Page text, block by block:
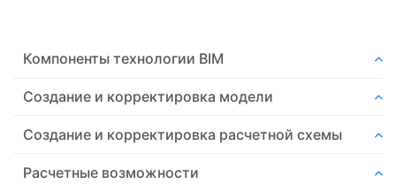
Компоненты технологии ВIM
Создание и корректировка модели
Создание и корректировка расчетной схемы
Расчетные возможности